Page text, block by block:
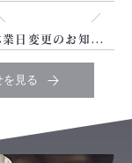
会社休業日変更のお知らせ
を見る